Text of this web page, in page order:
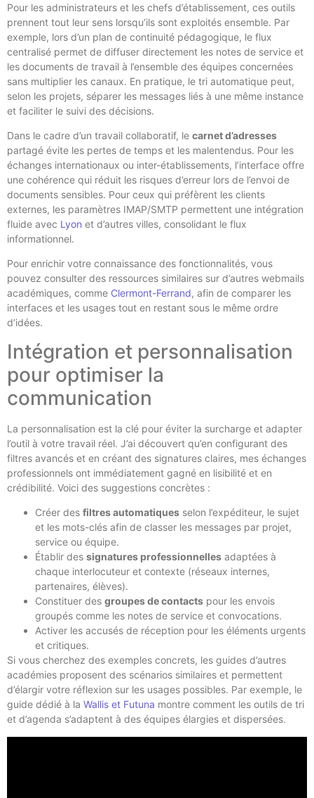
Pour les administrateurs et les chefs d’établissement, ces outils
prennent tout leur sens lorsqu’ils sont exploités ensemble. Par
exemple, lors d’un plan de continuité pédagogique, le flux
centralisé permet de diffuser directement les notes de service et
les documents de travail à l’ensemble des équipes concernées
sans multiplier les canaux. En pratique, le tri automatique peut,
selon les projets, séparer les messages liés à une même instance
et faciliter le suivi des décisions.
Dans le cadre d’un travail collaboratif, le carnet d’adresses
partagé évite les pertes de temps et les malentendus. Pour les
échanges internationaux ou inter-établissements, l’interface offre
une cohérence qui réduit les risques d’erreur lors de l’envoi de
documents sensibles. Pour ceux qui préfèrent les clients
externes, les paramètres IMAP/SMTP permettent une intégration
fluide avec Lyon et d’autres villes, consolidant le flux
informationnel.
Pour enrichir votre connaissance des fonctionnalités, vous
pouvez consulter des ressources similaires sur d’autres webmails
académiques, comme Clermont-Ferrand, afin de comparer les
interfaces et les usages tout en restant sous le même ordre
d’idées.
Intégration et personnalisation
pour optimiser la
communication
La personnalisation est la clé pour éviter la surcharge et adapter
l’outil à votre travail réel. J’ai découvert qu’en configurant des
filtres avancés et en créant des signatures claires, mes échanges
professionnels ont immédiatement gagné en lisibilité et en
crédibilité. Voici des suggestions concrètes :
Créer des filtres automatiques selon l’expéditeur, le sujet
et les mots-clés afin de classer les messages par projet,
service ou équipe.
Établir des signatures professionnelles adaptées à
chaque interlocuteur et contexte (réseaux internes,
partenaires, élèves).
Constituer des groupes de contacts pour les envois
groupés comme les notes de service et convocations.
Activer les accusés de réception pour les éléments urgents
et critiques.
Si vous cherchez des exemples concrets, les guides d’autres
académies proposent des scénarios similaires et permettent
d’élargir votre réflexion sur les usages possibles. Par exemple, le
guide dédié à la Wallis et Futuna montre comment les outils de tri
et d’agenda s’adaptent à des équipes élargies et dispersées.